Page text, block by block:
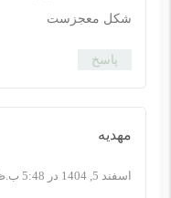
شکل معجزست
پاسخ
مهدیه
اسفند 5, 1404 در 5:48 ب.ظ